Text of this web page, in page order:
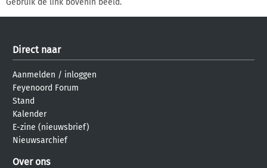
Gebruik de link bovenin beeld.
Direct naar
Aanmelden / inloggen
Feyenoord Forum
Stand
Kalender
E-zine (nieuwsbrief)
Nieuwsarchief
Over ons